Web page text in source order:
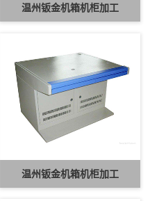
温州钣金机箱机柜加工
温州钣金机箱机柜加工